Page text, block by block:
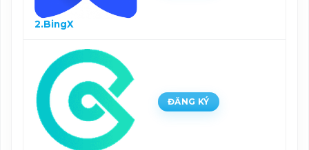
2.BingX
ĐĂNG KÝ